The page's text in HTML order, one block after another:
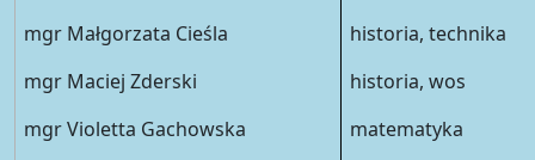
mgr Małgorzata Cieśla
mgr Maciej Zderski
mgr Violetta Gachowska
historia, technika
historia, wos
matematyka